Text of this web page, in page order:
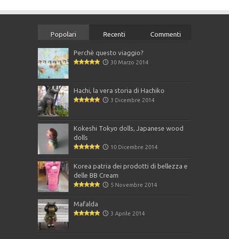
Popolari Recenti Commenti
Perchè questo viaggio?
30 Marzo 2014
Hachi, la vera storia di Hachiko
3 Dicembre 2014
Kokeshi Tokyo dolls, Japanese wood
dolls
10 Dicembre 2014
Korea patria dei prodotti di bellezza e
delle BB Cream
5 Novembre 2014
Mafalda
3 Aprile 2014